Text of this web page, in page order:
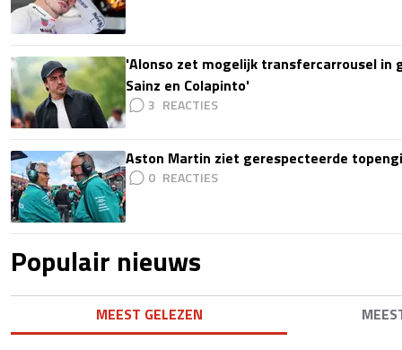
'Alonso zet mogelijk transfercarrousel in
Sainz en Colapinto'
3
Aston Martin ziet gerespecteerde
0
Populair nieuws
MEEST GELEZEN